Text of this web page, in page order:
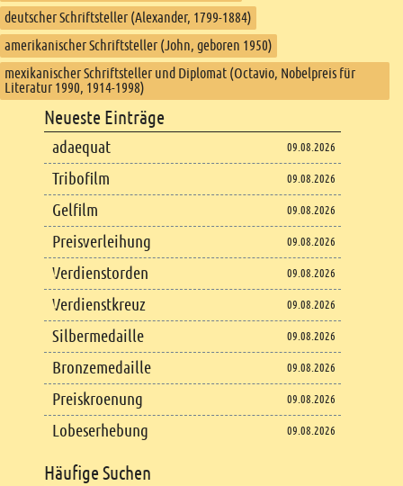
deutscher Schriftsteller (Alexander, 1799-1884)
amerikanischer Schriftsteller (John, geboren 1950)
mexikanischer Schriftsteller und Diplomat (Octavio, Nobelpreis für
Literatur 1990, 1914-1998)
Footer content
Neueste Einträge
adaequat 09.08.2026
Tribofilm 09.08.2026
Gelfilm 09.08.2026
Preisverleihung 09.08.2026
Verdienstorden 09.08.2026
Verdienstkreuz 09.08.2026
Silbermedaille 09.08.2026
Bronzemedaille 09.08.2026
Preiskroenung 09.08.2026
Lobeserhebung 09.08.2026
Häufige Suchen